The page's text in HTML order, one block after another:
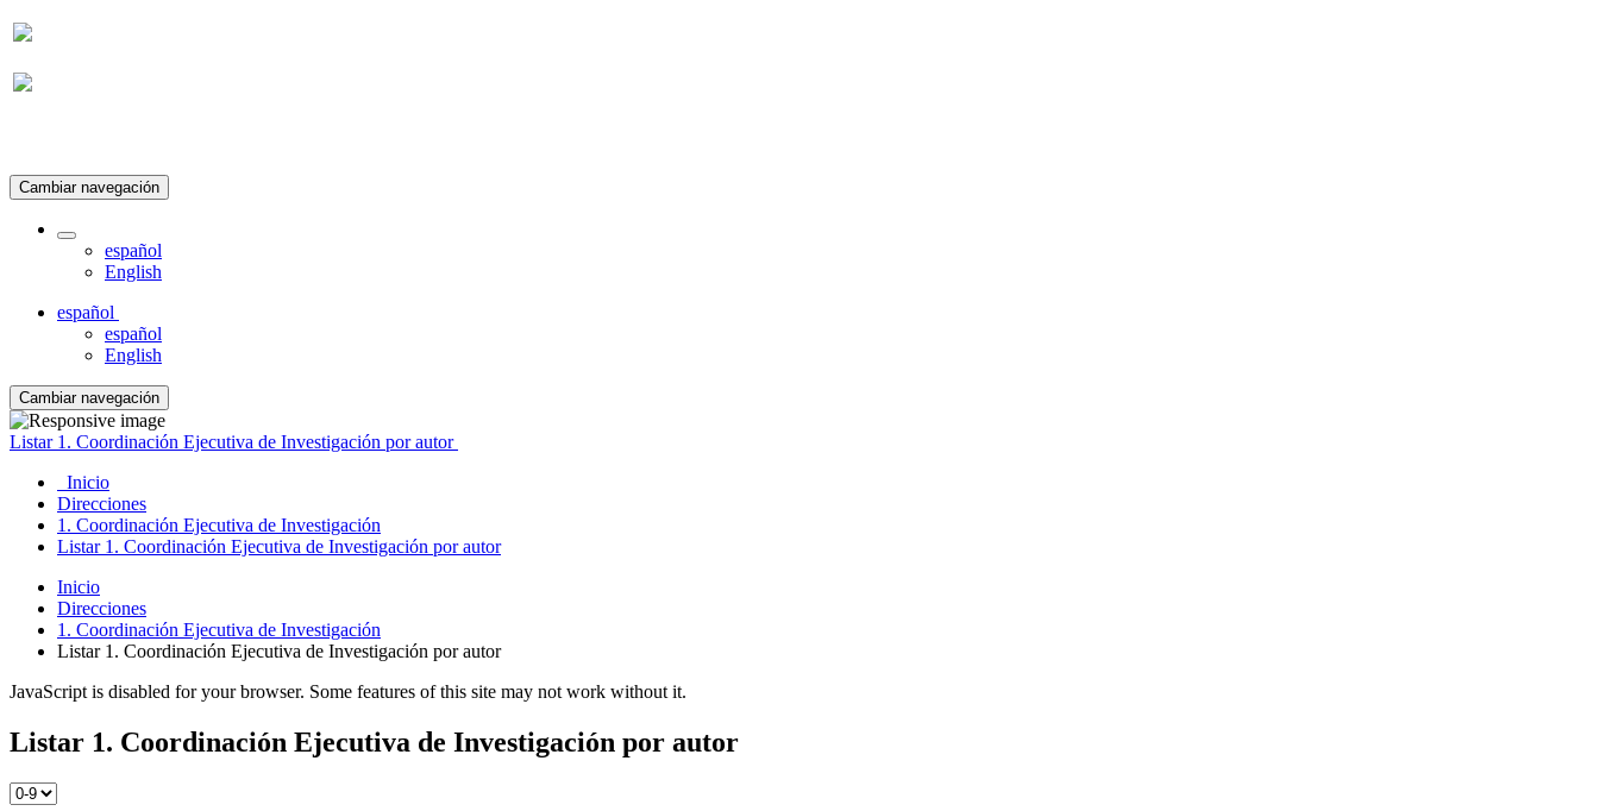
Cambiar navegación
español
English
español
español
English
Cambiar navegación
Listar 1. Coordinación Ejecutiva de Investigación por autor
Inicio
Direcciones
1. Coordinación Ejecutiva de Investigación
Listar 1. Coordinación Ejecutiva de Investigación por autor
Inicio
Direcciones
1. Coordinación Ejecutiva de Investigación
Listar 1. Coordinación Ejecutiva de Investigación por autor
JavaScript is disabled for your browser. Some features of this site may not work without it.
Listar 1. Coordinación Ejecutiva de Investigación por autor